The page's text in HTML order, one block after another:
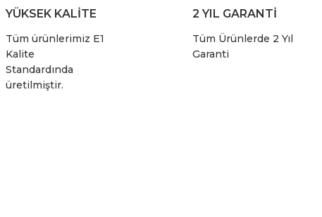
YÜKSEK KALİTE
Tüm ürünlerimiz E1
Kalite
Standardında
üretilmiştir.
2 YIL GARANTİ
Tüm Ürünlerde 2 Yıl
Garanti